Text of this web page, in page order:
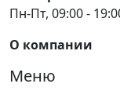
Пн-Пт, 09:00 -
О компании
Меню